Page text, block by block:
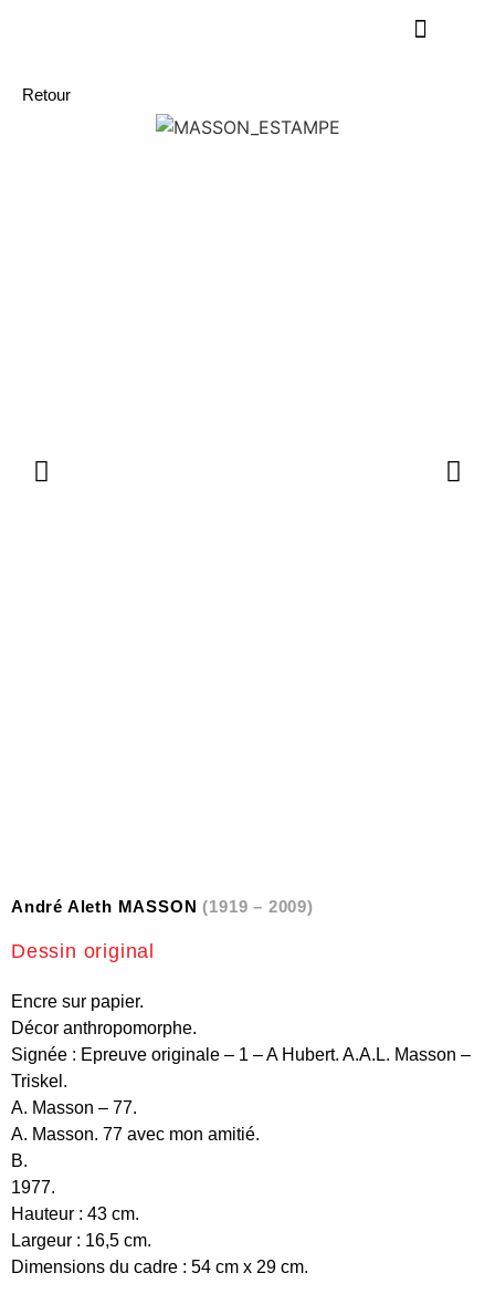
Retour
André Aleth MASSON (1919 – 2009)
Dessin original
Encre sur papier.
Décor anthropomorphe.
Signée : Epreuve originale – 1 – A Hubert. A.A.L. Masson –
Triskel.
A. Masson – 77.
A. Masson. 77 avec mon amitié.
B.
1977.
Hauteur : 43 cm.
Largeur : 16,5 cm.
Dimensions du cadre : 54 cm x 29 cm.